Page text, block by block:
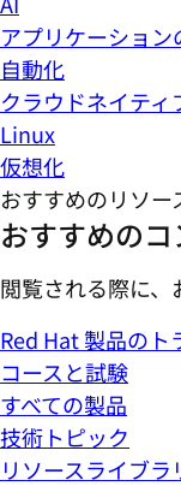
アプリケーショ
自動化
クラウドネイテ
Linux
仮想化
おすすめのリソー
おすすめの
閲覧される際に、
Red Hat 製品のト
コースと試験
すべての製品
技術トピック
リソースライブラ